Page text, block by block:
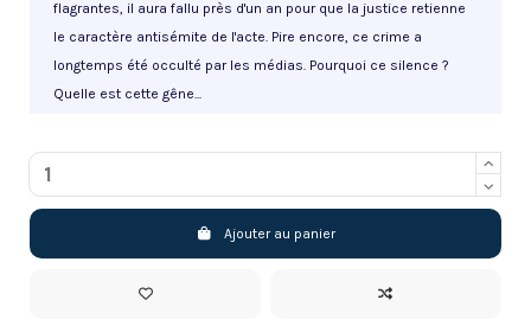
flagrantes, il aura fallu près d'un an pour que la justice retienne
le caractère antisémite de l'acte. Pire encore, ce crime a
longtemps été occulté par les médias. Pourquoi ce silence ?
Quelle est cette gêne...
Ajouter au panier